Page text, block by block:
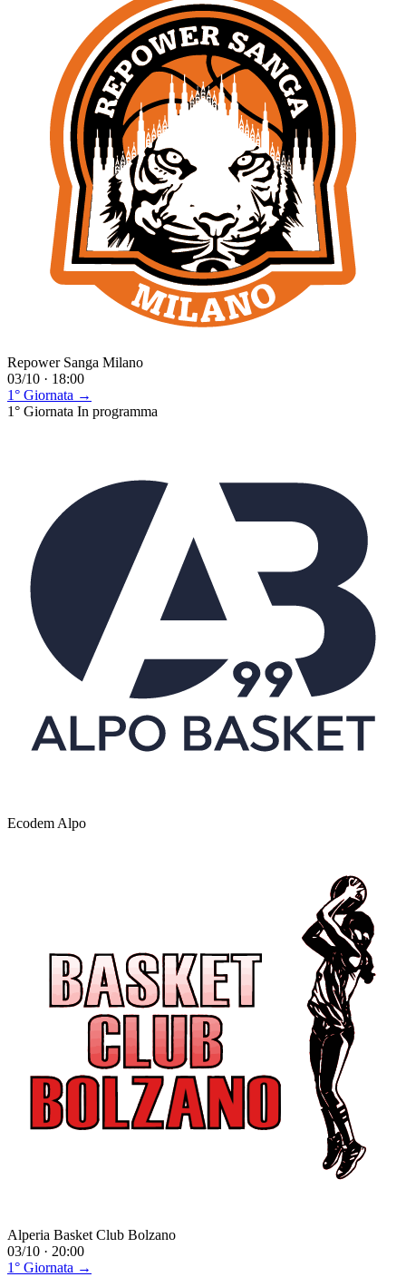
Repower Sanga Milano
03/10 · 18:00
1° Giornata →
1° Giornata In programma
Ecodem Alpo
Alperia Basket Club Bolzano
03/10 · 20:00
1° Giornata →